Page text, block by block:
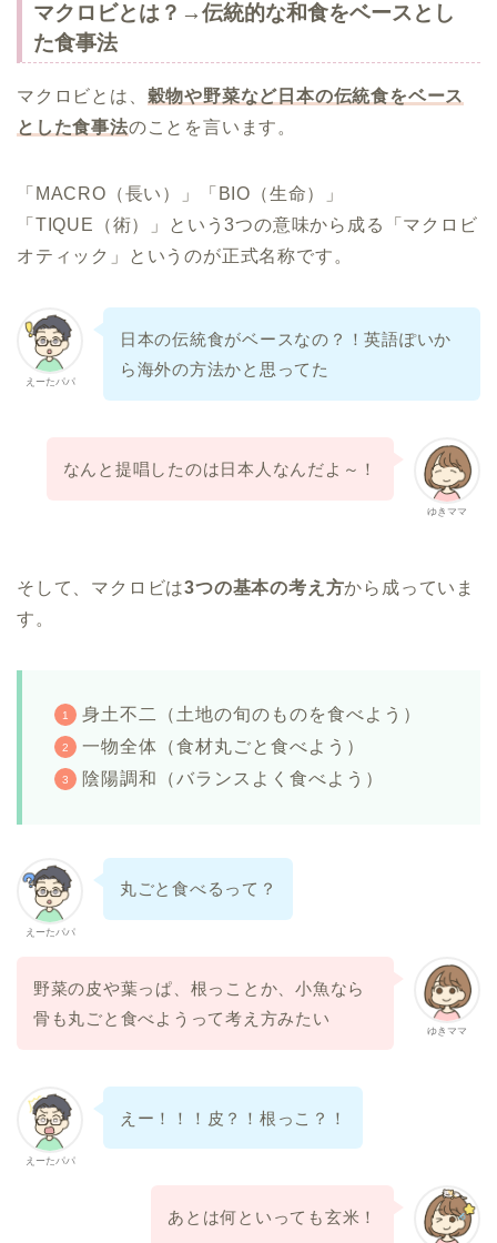
マクロビとは？→伝統的な和食をベースとし
た食事法
マクロビとは、 穀物や野菜など日本の伝統食をベース
とした食事法のことを言います。
「MACRO（長い）」「BIO（生命）」
「TIQUE（術）」という3つの意味から成る「マクロビ
オティック」というのが正式名称です。
えーたパパ
日本の伝統食がベースなの？！英語ぽいか
ら海外の方法かと思ってた
ゆきママ
なんと提唱したのは日本人なんだよ～！
そして、マクロビは3つの基本の考え方から成っていま
す。
身土不二（土地の旬のものを食べよう）
一物全体（食材丸ごと食べよう）
陰陽調和（バランスよく食べよう）
えーたパパ
丸ごと食べるって？
ゆきママ
野菜の皮や葉っぱ、根っことか、小魚なら
骨も丸ごと食べようって考え方みたい
えーたパパ
えー！！！皮？！根っこ？！
あとは何といっても玄米！